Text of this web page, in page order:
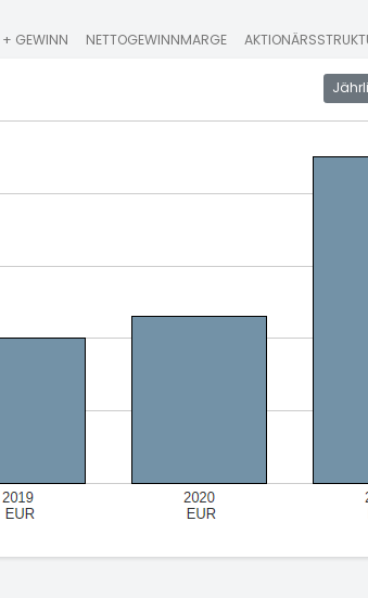
GEWINN NETTOGEWINNMARGE